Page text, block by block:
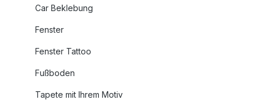
Car Beklebung
Fenster
Fenster Tattoo
Fußboden
Tapete mit Ihrem Motiv